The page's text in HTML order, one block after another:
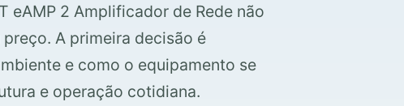
eAMP 2 Amplificador de Rede não
A primeira decisão é
e como o equipamento se
e operação cotidiana.